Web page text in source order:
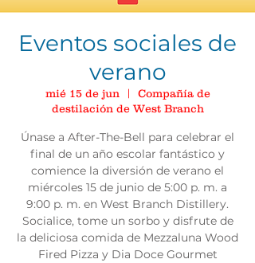
Eventos sociales de
verano
mié 15 de jun
  |
Compañía de
destilación de West Branch
Únase a After-The-Bell para celebrar el
final de un año escolar fantástico y
comience la diversión de verano el
miércoles 15 de junio de 5:00 p. m. a
9:00 p. m. en West Branch Distillery.
Socialice, tome un sorbo y disfrute de
la deliciosa comida de Mezzaluna Wood
Fired Pizza y Dia Doce Gourmet